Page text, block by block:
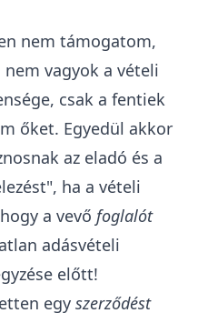
nem támogatom,
nem vagyok a vételi
csak a fentiek
őket. Egyedül akkor
az eladó és a
ha a vételi
a vevő foglalót
adásvételi
előtt!
egy szerződést